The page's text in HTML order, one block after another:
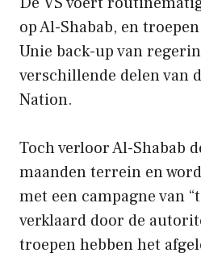
op Al-Shabab, en
Unie back-up van
verschillende delen van
Nation.
Toch verloor Al-Shabab
maanden terrein en
met een campagne van
verklaard door de
troepen hebben het